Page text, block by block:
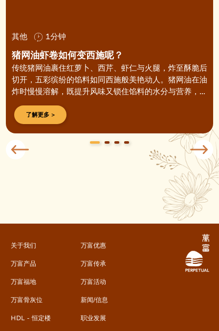
其他 1分钟
猪网油虾卷如何变西施呢？
传统猪网油裹住红萝卜、西芹、虾仁与火腿，炸至酥脆后
切开，五彩缤纷的馅料如同西施般美艳动人。猪网油在油
炸时慢慢溶解，既提升风味又锁住馅料的水分与营养，外
酥内嫩，油香四溢。
了解更多 >
关于我们
万富产品
万富福地
万富骨灰位
HDL - 恒定楼
万富优惠
万富传承
万富活动
新闻/信息
职业发展